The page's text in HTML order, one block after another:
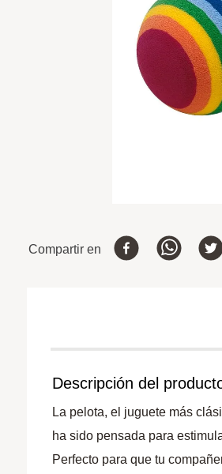
Compartir en
Descripción del
La pelota, el juguete más
ha sido pensada para
Perfecto para que tu